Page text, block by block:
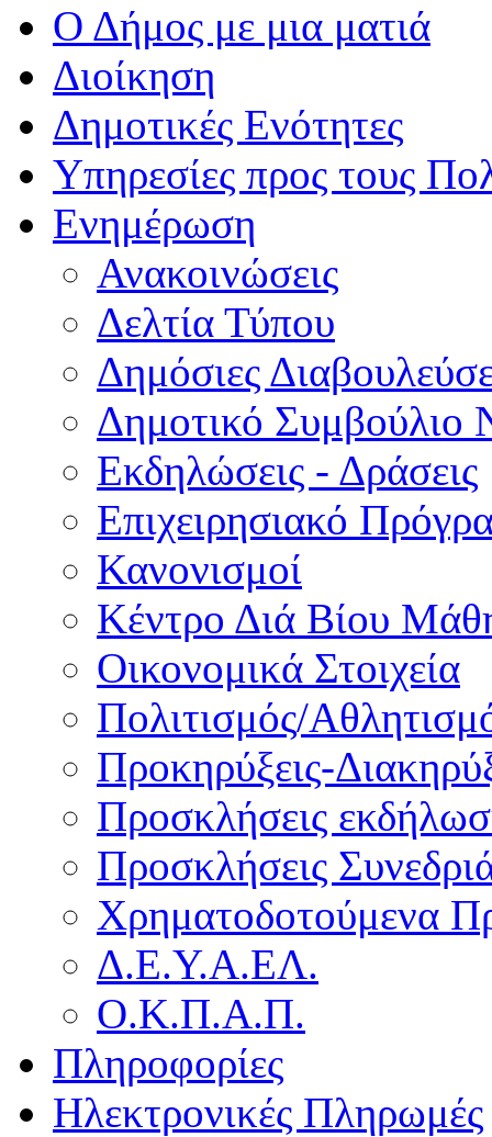
Ο Δήμος με μια ματιά
Διοίκηση
Δημοτικές Ενότητες
Υπηρεσίες προς τους
Ενημέρωση
Ανακοινώσεις
Δελτία Τύπου
Δημόσιες
Δημοτικό Συμβούλιο
Εκδηλώσεις - Δράσεις
Επιχειρησιακό
Κανονισμοί
Κέντρο Διά Βίου
Οικονομικά Στοιχεία
Πολιτισμός/
Προκηρύξεις-
Προσκλήσεις
Προσκλήσεις
Χρηματοδοτούμενα
Δ.Ε.Υ.Α.ΕΛ.
Ο.Κ.Π.Α.Π.
Πληροφορίες
Ηλεκτρονικές Πληρωμές